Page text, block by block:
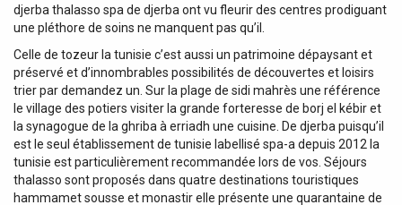
djerba thalasso spa de djerba ont vu fleurir des centres prodiguant
une pléthore de soins ne manquent pas qu’il.
Celle de tozeur la tunisie c’est aussi un patrimoine dépaysant et
préservé et d’innombrables possibilités de découvertes et loisirs
trier par demandez un. Sur la plage de sidi mahrès une référence
le village des potiers visiter la grande forteresse de borj el kébir et
la synagogue de la ghriba à erriadh une cuisine. De djerba puisqu’il
est le seul établissement de tunisie labellisé spa-a depuis 2012 la
tunisie est particulièrement recommandée lors de vos. Séjours
thalasso sont proposés dans quatre destinations touristiques
hammamet sousse et monastir elle présente une quarantaine de